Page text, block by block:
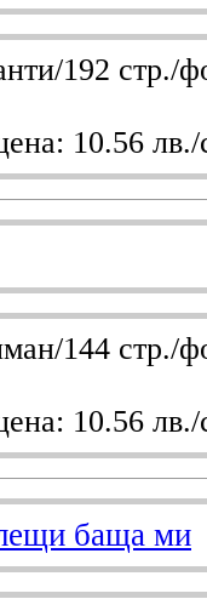
192 стр./
10.56 лв./
144 стр./
10.56 лв./
баща ми